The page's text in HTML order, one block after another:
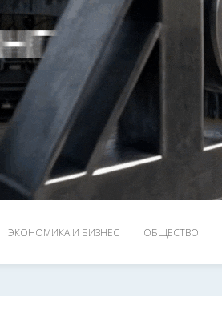
ЭКОНОМИКА И БИЗНЕС ОБЩЕСТВО